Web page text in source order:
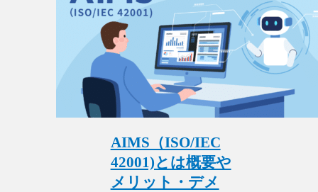
AIMS（ISO/IEC
42001)とは概要や
メリット・デメ